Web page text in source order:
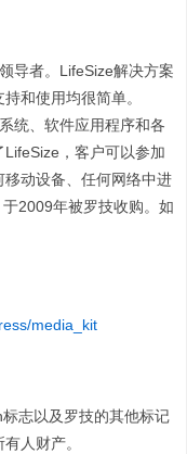
导者。LifeSize解决方案
和使用均很简单。
统、软件应用程序和各
，客户可以参加
动设备、任何网络中进
2009年被罗技收购。如
media_kit
志以及罗技的其他标记
人财产。